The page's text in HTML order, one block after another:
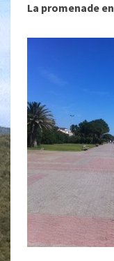
La promenade